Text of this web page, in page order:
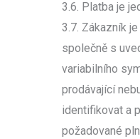
3.6. Platba je
3.7. Zákazník
společně s
variabilního
prodávající
identifikovat a
požadované